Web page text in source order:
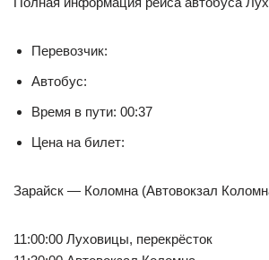
Перевозчик:
Автобус:
Время в пути: 00:37
Цена на билет:
Зарайск — Коломна (Автовокзал
11:00:00 Луховицы, перекрёсток